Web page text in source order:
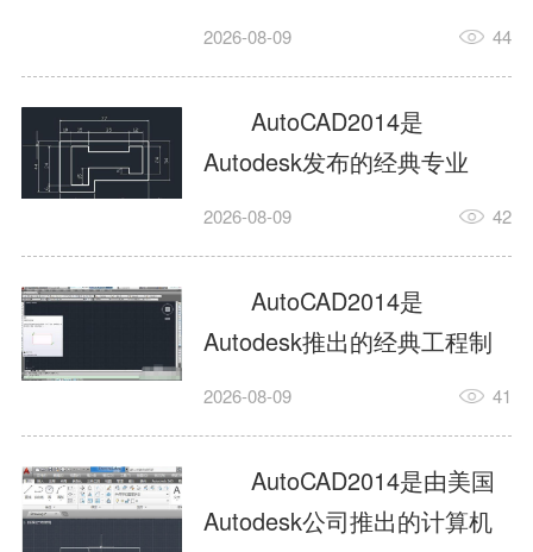
工具，主打稳定2D施工图绘
行业工程设计。版本新增图
纸标签页、实景地理地图、
协同设计交流模块，优化命
令行智能纠错与图层批量管
理，支持Win8触屏操作、点
云扫描数据导入，兼容各类
DWG图纸格式，文件互通...
2026-08-09 44
AutoCAD2014是
Autodesk发布的经典专业
CAD制图设计软件，是工程
绘图工具。软件专注精准二
维绘图、图纸编辑、参数化
设计及基础三维建模，广泛
应用于建筑设计、机械制
造、土木工程、室内设计等
多个行业。软件优化绘图流
畅度与文件兼容性，支持参
2026-08-09 42
AutoCAD2014是
Autodesk推出的经典工程制
图设计软件，主打高效精准
建模作业，适配建筑、机
械、市政、室内设计等多行
业场景。软件优化运行机制
2026-08-09 41
AutoCAD2014是由美国
Autodesk公司推出的计算机